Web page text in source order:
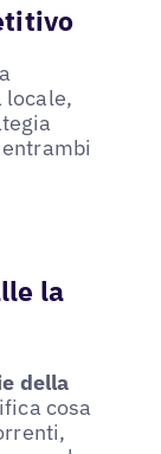
locale,
la
della
cosa